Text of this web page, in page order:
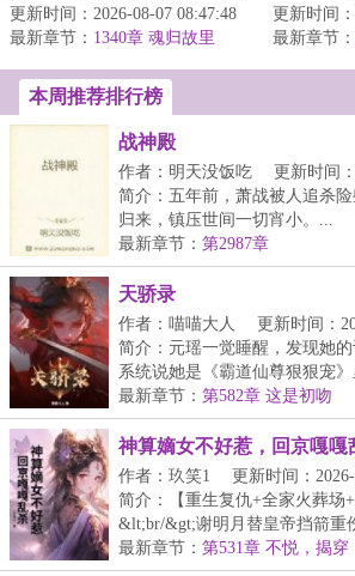
山鹰追杀的鹦鹉。谁知这
鸟是个讲究鸟，当场叼
更新时间：2026-08-07 08:47:48
最新章节： 1340章 魂归故里
于
是
更新时间
最新章节：
本周推荐排行榜
战神殿
作者：明天没饭吃
更新时间
简介：五年前，萧战被人追杀
归来，镇压世间一切宵小。...
最新章节： 第2987章
天骄录
作者：喵喵大人
更新时间：
简介：元瑶一觉睡醒，发现她的
系统说她是《霸道仙尊狠狠宠
瑶...
最新章节： 第582章 这是初吻
神算嫡女不好惹，回京嘎嘎
作者：玖笑1
更新时间：
简介：【重生复仇+全家火葬场
&lt;br/&gt;谢明月替皇帝挡箭重
爵...
最新章节： 第531章 不悦，揭穿